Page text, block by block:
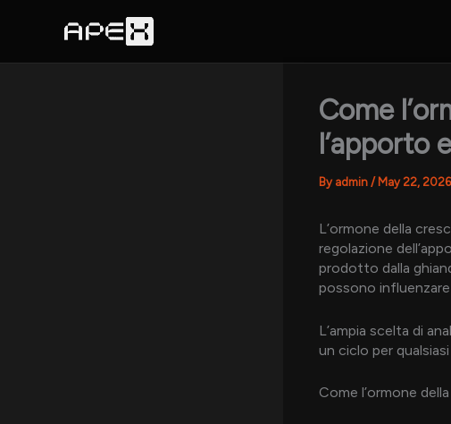
Come
l’apporto
By admin / May 22, 2026
L’ormone della
regolazione
prodotto dalla
possono
L’ampia scelta di
un ciclo per
Come l’ormone